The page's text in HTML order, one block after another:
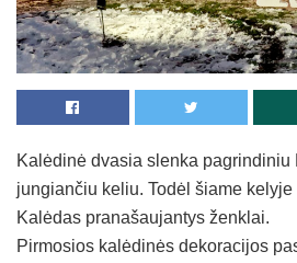
Kalėdinė dvasia slenka
jungiančiu keliu. Todėl šiame
Kalėdas pranašaujantys ženklai.
Pirmosios kalėdinės dekoracijos